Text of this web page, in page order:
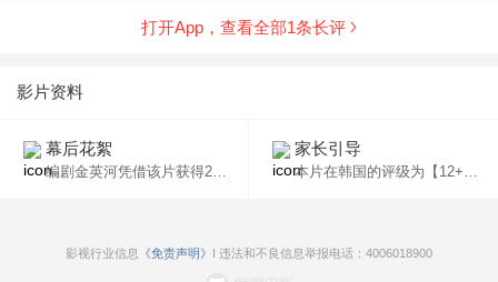
力，简单的故事却能营造得分外感人。淡淡柔情没有浪涛的澎
的角度分析，《我脑中的橡皮擦》故事并不十分出彩，简单概括
半个篇幅介绍男、女主角的相识、相爱，充满了欢笑与蜜意。然
后情节慢慢转变，女主角身患不治之症。在柔情蜜意时突闻噩
然而绝望中却是深情的陪伴。电影中男女主角面对分歧、坎坷、
打开App，查看全部1条长评
影片资料
幕后花絮
编剧金英河凭借该片获得2005年第42届大钟奖最佳改编剧本奖。
家长引导
本片在韩国的评级为【12+】，未满12岁的儿童须在家长的陪同下观看。
影视行业信息 《免责声明》 I 违法和不良信息举报电话：4006018900